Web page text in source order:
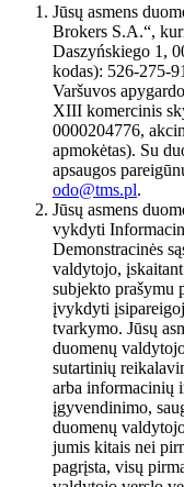
Jūsų asmens
Brokers S.A.“,
Daszyńskiego 1,
kodas): 526-275-
Varšuvos
XIII komercinis
0000204776,
apmokėtas). Su
apsaugos
odo@tms.pl.
Jūsų asmens
vykdyti
Demonstracinės
valdytojo,
subjekto prašymu
įvykdyti
tvarkymo. Jūsų
duomenų
sutartinių
arba informacinių
įgyvendinimo,
duomenų
jumis kitais nei
pagrįsta, visų